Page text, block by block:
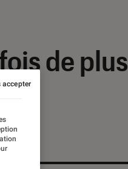
de plus
accepter